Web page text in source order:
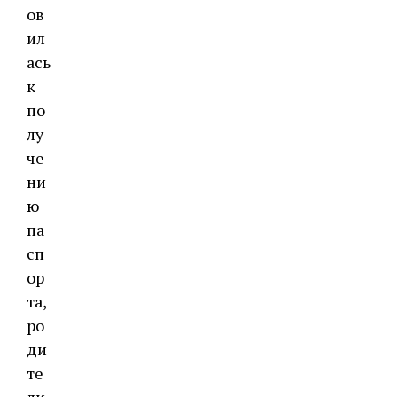
ов
ил
ась
к
по
лу
че
ни
ю
па
сп
ор
та,
ро
ди
те